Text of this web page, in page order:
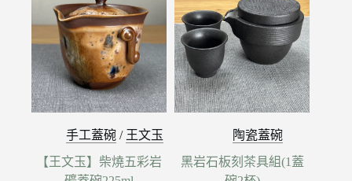
手工蓋碗 / 王文玉
【王文玉】柴燒五彩岩
陶瓷蓋碗
黑岩石板刻茶具組(1蓋